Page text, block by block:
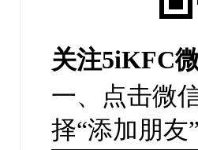
关注5iKFC
一、点击微
择“添加朋友”